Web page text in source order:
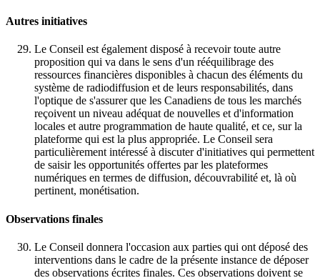
Autres initiatives
Le Conseil est également disposé à recevoir toute autre
proposition qui va dans le sens d'un rééquilibrage des
ressources financières disponibles à chacun des éléments du
système de radiodiffusion et de leurs responsabilités, dans
l'optique de s'assurer que les Canadiens de tous les marchés
reçoivent un niveau adéquat de nouvelles et d'information
locales et autre programmation de haute qualité, et ce, sur la
plateforme qui est la plus appropriée. Le Conseil sera
particulièrement intéressé à discuter d'initiatives qui permettent
de saisir les opportunités offertes par les plateformes
numériques en termes de diffusion, découvrabilité et, là où
pertinent, monétisation.
Observations finales
Le Conseil donnera l'occasion aux parties qui ont déposé des
interventions dans le cadre de la présente instance de déposer
des observations écrites finales. Ces observations doivent se